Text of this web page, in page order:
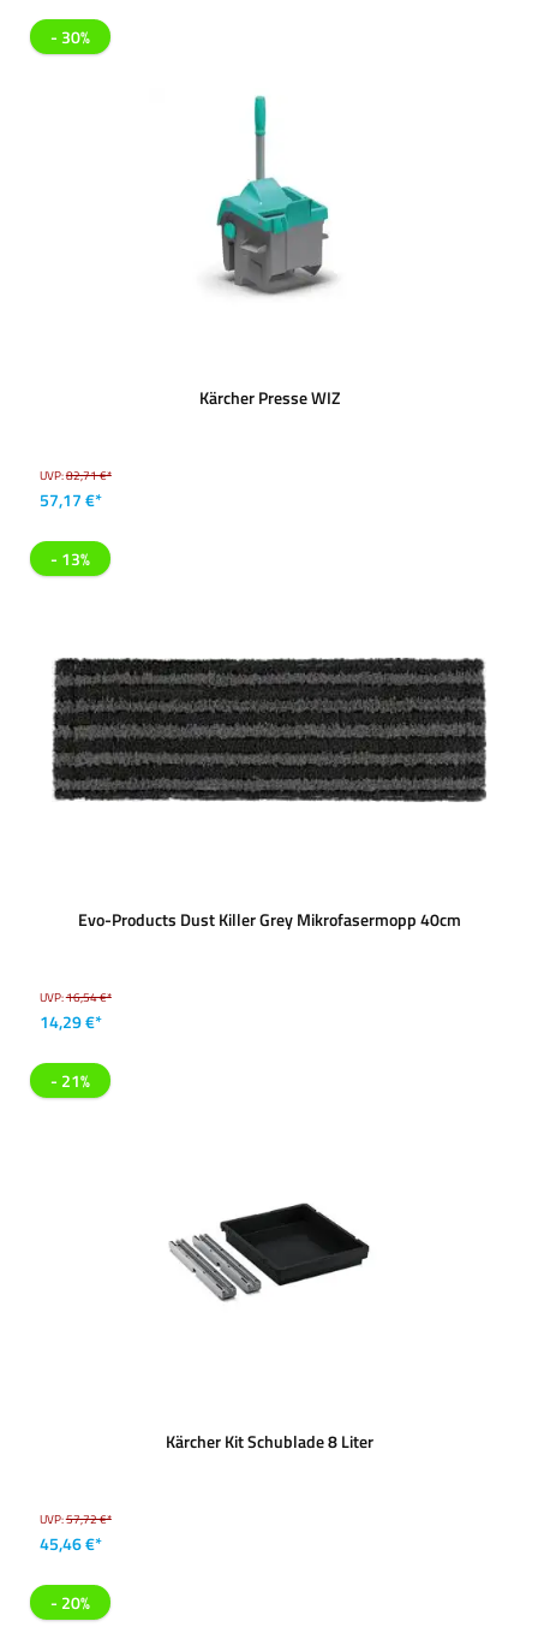
- 30%
Kärcher Presse WIZ
UVP:82,71 €*
57,17 €*
- 13%
Evo-Products Dust Killer Grey Mikrofasermopp 40cm
UVP:16,54 €*
14,29 €*
- 21%
Kärcher Kit Schublade 8 Liter
UVP:57,72 €*
45,46 €*
- 20%